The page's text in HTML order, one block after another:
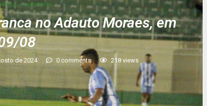
Juazeirense
no Adauto Moraes, em
08
de 2024 0 comments 218 views